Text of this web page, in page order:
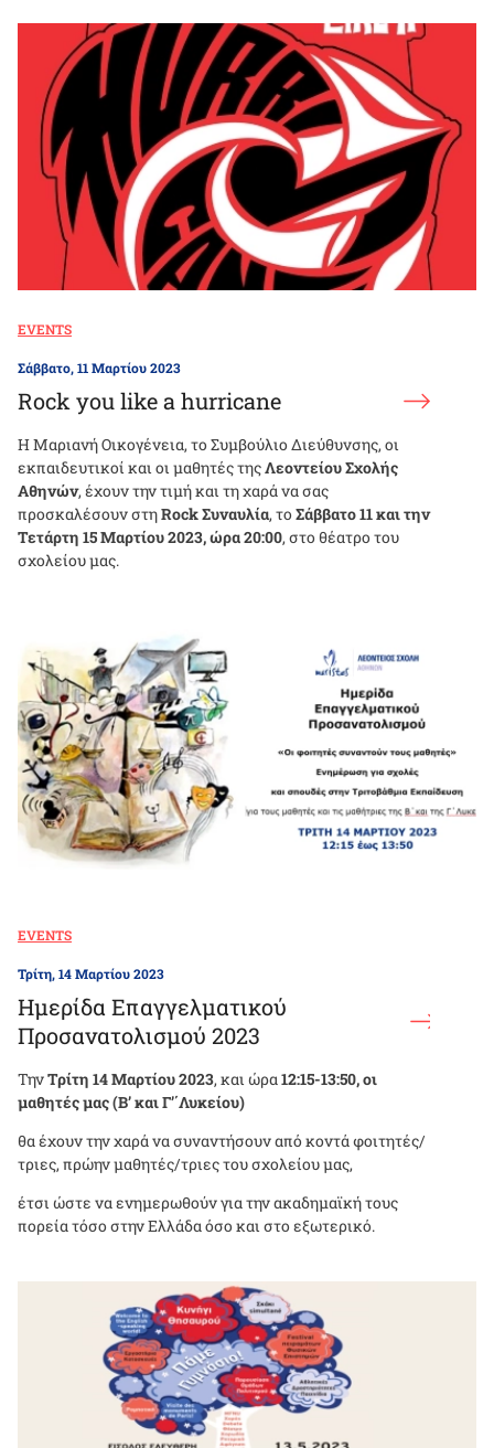
EVENTS
Σάββατο, 11 Μαρτίου 2023
Rock you like a hurricane
Η Μαριανή Οικογένεια, το Συμβούλιο Διεύθυνσης, οι
εκπαιδευτικοί και οι μαθητές τηςΛεοντείου Σχολής
Αθηνών, έχουν την τιμή και τη χαρά να σας
προσκαλέσουν στηRock Συναυλία, τοΣάββατο 11 και την
Τετάρτη 15 Μαρτίου 2023, ώρα 20:00, στο θέατρο του
σχολείου μας.
EVENTS
Τρίτη, 14 Μαρτίου 2023
Ημερίδα Επαγγελματικού
Προσανατολισμού 2023
ΤηνΤρίτη 14 Μαρτίου 2023, και ώρα12:15-13:50,οι
μαθητές μας (Β’ και Γ’΄Λυκείου)
θα έχουν την χαρά να συναντήσουν από κοντάφοιτητές/
τριες, πρώην μαθητές/τριες του σχολείου μας,
έτσι ώστε να ενημερωθούν για την ακαδημαϊκή τους
πορεία τόσο στην Ελλάδα όσο και στο εξωτερικό.